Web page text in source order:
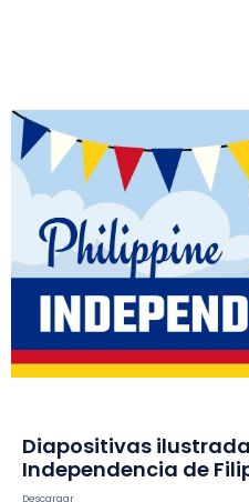
Diapositivas
Independencia de
Descargar